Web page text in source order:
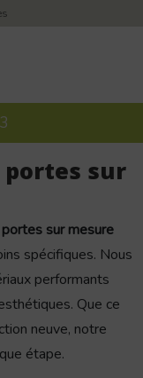
sur
portes sur mesure
spécifiques. Nous
performants
Que ce
neuve, notre
étape.